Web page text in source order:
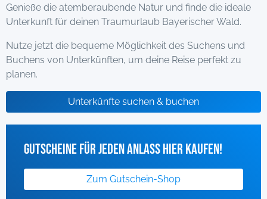
Genieße die atemberaubende Natur und finde die ideale
Unterkunft für deinen Traumurlaub Bayerischer Wald.
Nutze jetzt die bequeme Möglichkeit des Suchens und
Buchens von Unterkünften, um deine Reise perfekt zu
planen.
Unterkünfte suchen & buchen
Gutscheine für jeden Anlass hier kaufen!
Zum Gutschein-Shop